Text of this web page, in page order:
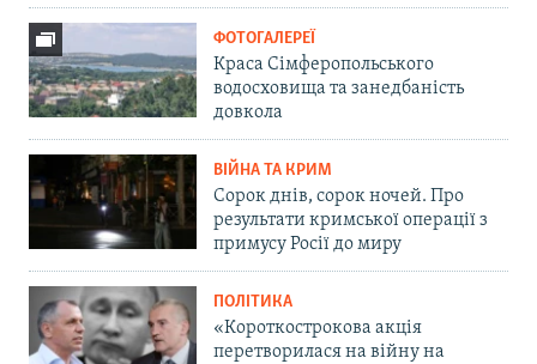
ФОТОГАЛЕРЕЇ
Краса Сімферопольського
водосховища та занедбаність
довкола
ВІЙНА ТА КРИМ
Сорок днів, сорок ночей. Про
результати кримської операції з
примусу Росії до миру
ПОЛІТИКА
«Короткострокова акція
перетворилася на війну на